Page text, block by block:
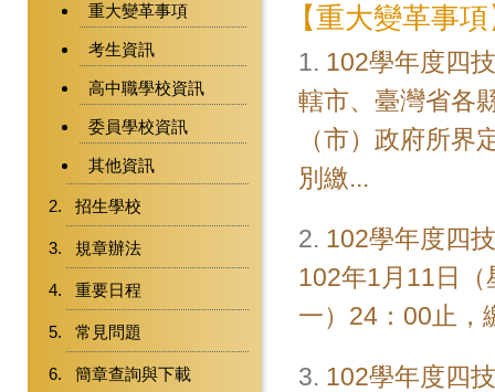
重大變革事項
考生資訊
高中職學校資訊
委員學校資訊
其他資訊
招生學校
規章辦法
重要日程
常見問題
簡章查詢與下載
【重大變革事
1. 102學年度四
轄市、臺灣省各
（市）政府所
別繳...
2. 102學年度四
102年1月11日
一）24：00止，
3. 102學年度四